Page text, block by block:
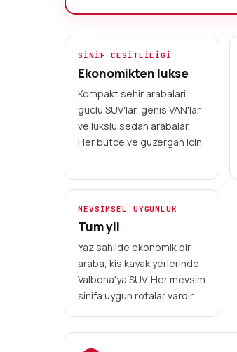
Ekonomik kompakt
seyahatine kadar -
butce icin arac
guvenle rezervasyon
20+ kiralama noktasi
SINIF CESITLILIGI
Ekonomikten lukse
Kompakt sehir arabalari,
guclu SUV'lar, genis VAN'lar
ve lukslu sedan arabalar.
Her butce ve guzergah icin.
MEVSIMSEL UYGUNLUK
Tum yil
Yaz sahilde ekonomik bir
araba, kis kayak yerlerinde
Valbona'ya SUV. Her mevsim
sinifa uygun rotalar vardir.